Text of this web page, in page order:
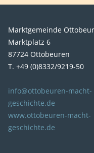
Marktgemeinde
Marktplatz 6
87724 Ottobeuren
T. +49 (0)8332/9219-50
info@ottobeuren-macht-
geschichte.de
www.ottobeuren-macht-
geschichte.de